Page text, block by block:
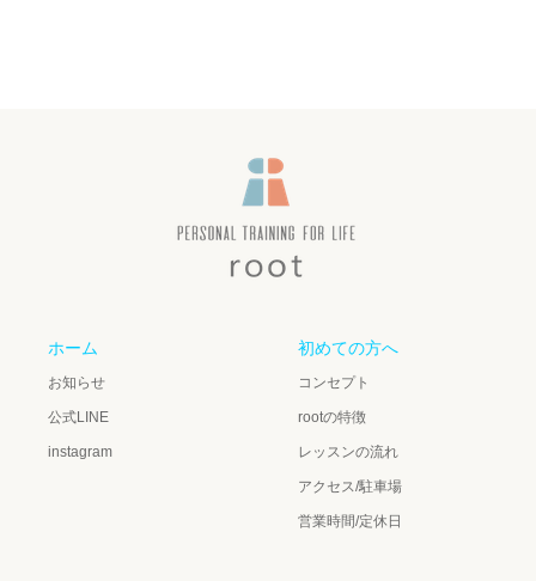
ホーム
お知らせ
公式LINE
instagram
初めての方へ
コンセプト
rootの特徴
レッスンの流れ
アクセス/駐車場
営業時間/定休日